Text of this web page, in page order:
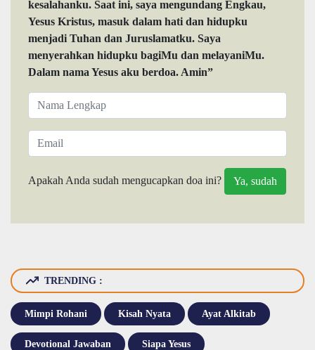
kesalahanku. Saat ini, saya mengundang Engkau,
Yesus Kristus, masuk dalam hati dan hidupku
menjadi Tuhan dan Juruslamatku. Saya
menyerahkan hidupku bagiMu dan melayaniMu.
Dalam nama Yesus aku berdoa. Amin”
Apakah Anda sudah mengucapkan doa ini?
TRENDING :
Mimpi Rohani Kisah Nyata Ayat Alkitab
Devotional Jawaban Siapa Yesus